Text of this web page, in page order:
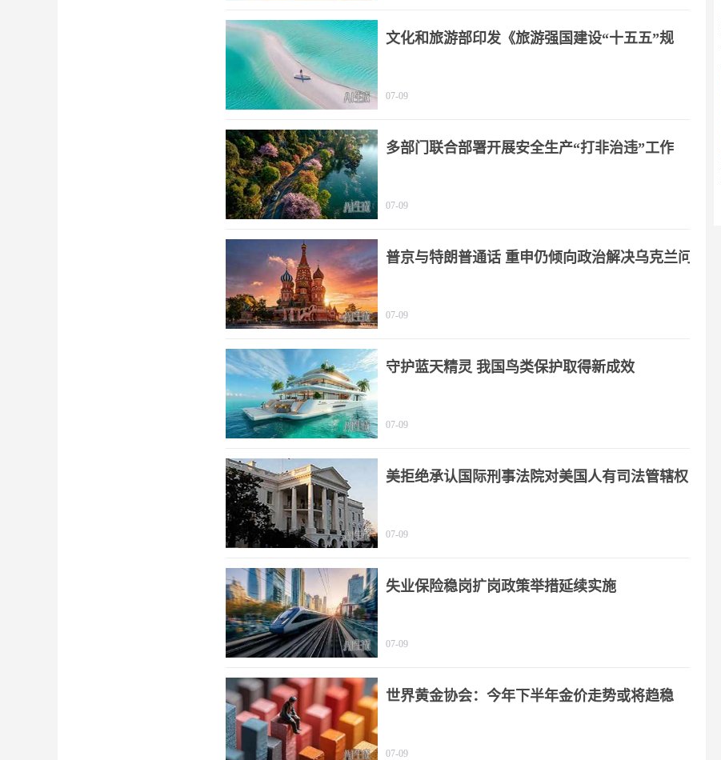
文化和旅游部印发《旅游强国建设“十五五”规
07-09
多部门联合部署开展安全生产“打非治违”工作
07-09
普京与特朗普通话 重申仍倾向政治解决乌克兰问
07-09
守护蓝天精灵 我国鸟类保护取得新成效
07-09
美拒绝承认国际刑事法院对美国人有司法管辖权
07-09
失业保险稳岗扩岗政策举措延续实施
07-09
世界黄金协会：今年下半年金价走势或将趋稳
07-09